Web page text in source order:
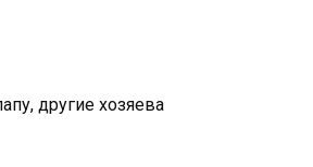
другие хозяева